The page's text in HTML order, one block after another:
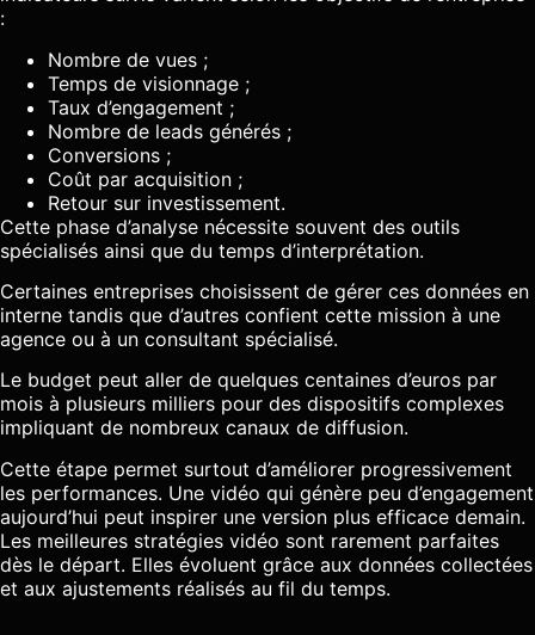
:
Nombre de vues ;
Temps de visionnage ;
Taux d’engagement ;
Nombre de leads générés ;
Conversions ;
Coût par acquisition ;
Retour sur investissement.
Cette phase d’analyse nécessite souvent des outils
spécialisés ainsi que du temps d’interprétation.
Certaines entreprises choisissent de gérer ces données en
interne tandis que d’autres confient cette mission à une
agence ou à un consultant spécialisé.
Le budget peut aller de quelques centaines d’euros par
mois à plusieurs milliers pour des dispositifs complexes
impliquant de nombreux canaux de diffusion.
Cette étape permet surtout d’améliorer progressivement
les performances. Une vidéo qui génère peu d’engagement
aujourd’hui peut inspirer une version plus efficace demain.
Les meilleures stratégies vidéo sont rarement parfaites
dès le départ. Elles évoluent grâce aux données collectées
et aux ajustements réalisés au fil du temps.